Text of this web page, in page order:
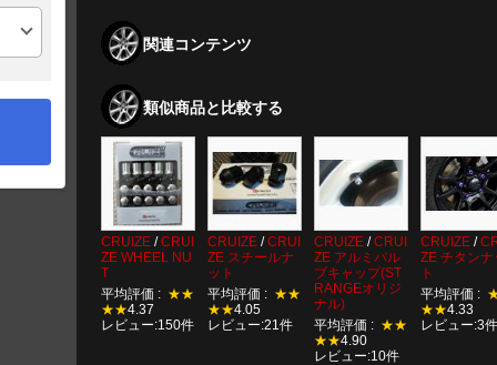
関連コンテンツ
類似商品と比較する
CRUIZE /CRUI
ZE WHEEL NU
T
平均評価 : ★★
★★4.37
レビュー:150件
CRUIZE /CRUI
ZE スチールナ
ット
平均評価 : ★★
★★4.05
レビュー:21件
CRUIZE /CRUI
ZE アルミバル
ブキャップ(ST
RANGEオリジ
ナル)
平均評価 : ★★
★★4.90
レビュー:10件
CRUIZE /
ZE チタンナ
ト
平均評価 :
★★4.33
レビュー:3件